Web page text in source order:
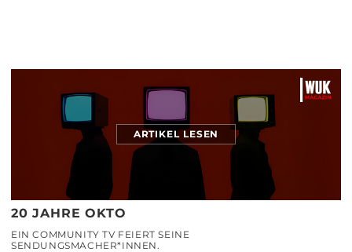
ARTIKEL LESEN
20 JAHRE OKTO
EIN COMMUNITY TV FEIERT SEINE
SENDUNGSMACHER*INNEN.